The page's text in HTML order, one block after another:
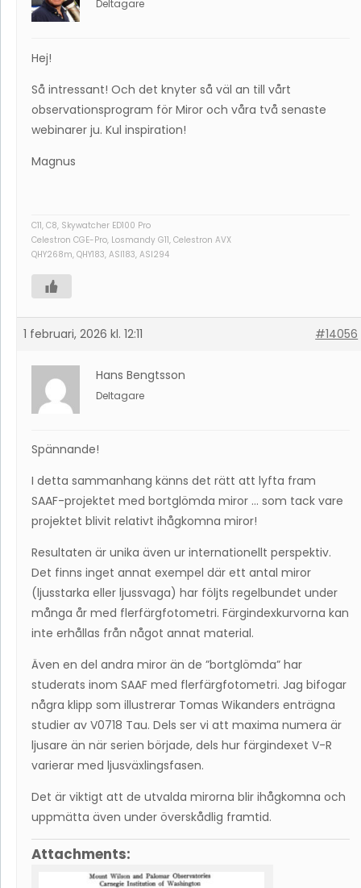
Deltagare
Hej!
Så intressant! Och det knyter så väl an till vårt
observationsprogram för Miror och våra två senaste
webinarer ju. Kul inspiration!
Magnus
C11, C8, Skywatcher ED100 Pro
Celestron CGE-Pro, Losmandy G11, Celestron AVX
QHY268m, QHY183, ASI183, ASI294
1 februari, 2026 kl. 12:11 #14056
Hans Bengtsson
Deltagare
Spännande!
I detta sammanhang känns det rätt att lyfta fram
SAAF-projektet med bortglömda miror … som tack vare
projektet blivit relativt ihågkomna miror!
Resultaten är unika även ur internationellt perspektiv.
Det finns inget annat exempel där ett antal miror
(ljusstarka eller ljussvaga) har följts regelbundet under
många år med flerfärgfotometri. Färgindexkurvorna kan
inte erhållas från något annat material.
Även en del andra miror än de ”bortglömda” har
studerats inom SAAF med flerfärgfotometri. Jag bifogar
några klipp som illustrerar Tomas Wikanders enträgna
studier av V0718 Tau. Dels ser vi att maxima numera är
ljusare än när serien började, dels hur färgindexet V-R
varierar med ljusväxlingsfasen.
Det är viktigt att de utvalda mirorna blir ihågkomna och
uppmätta även under överskådlig framtid.
Attachments: